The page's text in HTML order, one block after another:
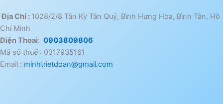
Địa Chỉ : 1028/2/8 Tân Kỳ Tân Quý, Bình Hưng Hòa, Bình Tân, Hồ
Chí Minh
Điện Thoai: 0903809806
Mã số thuế : 0317935161
Email : minhtrietdoan@gmail.com